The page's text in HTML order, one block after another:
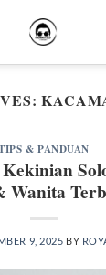
& PANDUAN
Wanita
9, 2025 BY